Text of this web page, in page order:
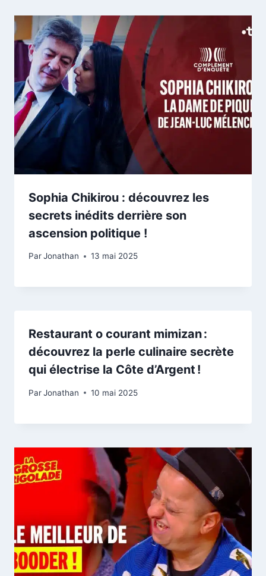
Sophia Chikirou : découvrez les
secrets inédits derrière son
ascension politique !
ParJonathan 13 mai 2025
Restaurant o courant mimizan :
découvrez la perle culinaire secrète
qui électrise la Côte d’Argent !
ParJonathan 10 mai 2025